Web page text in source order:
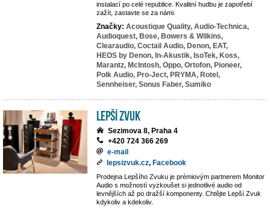
instalací po celé republice. Kvalitní hudbu je zapotřebí
zažít, zastavte se za námi.
Značky: Acoustique Quality, Audio-Technica,
Audioquest, Bose, Bowers & Wilkins,
Clearaudio, Coctail Audio, Denon, EAT,
HEOS by Denon, In-Akustik, IsoTek, Koss,
Marantz, McIntosh, Oppo, Ortofon, Pioneer,
Polk Audio, Pro-Ject, PRYMA, Rotel,
Sennheiser, Sonus Faber, Sumiko
LEPŠÍ ZVUK
Sezimova 8, Praha 4
+420 724 366 269
e-mail
lepsizvuk.cz, Facebook
Prodejna Lepšího Zvuku je prémiovým partnerem Monitor
Audio s možností vyzkoušet si jednotlivé audio od
levnějších až po dražší komponenty. Chtějte Lepší Zvuk
kdykoliv a kdekoliv.